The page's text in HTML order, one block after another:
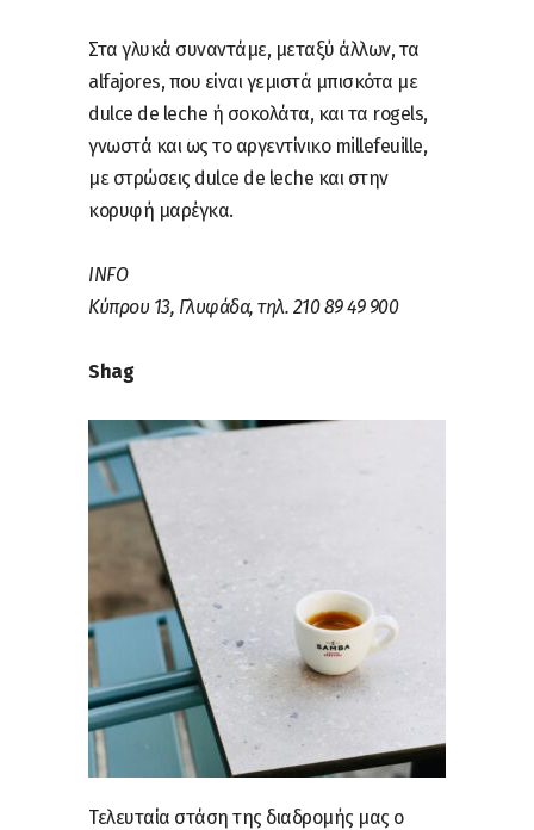
Στα γλυκά συναντάμε, μεταξύ άλλων, τα
alfajores, που είναι γεμιστά μπισκότα με
dulce de leche ή σοκολάτα, και τα rogels,
γνωστά και ως το αργεντίνικο millefeuille,
με στρώσεις dulce de leche και στην
κορυφή μαρέγκα.
INFO
Κύπρου 13, Γλυφάδα, τηλ. 210 89 49 900
Shag
Τελευταία στάση της διαδρομής μας ο